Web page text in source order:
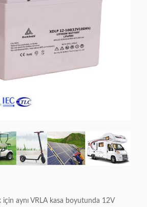
aynı VRLA kasa boyutunda 12V